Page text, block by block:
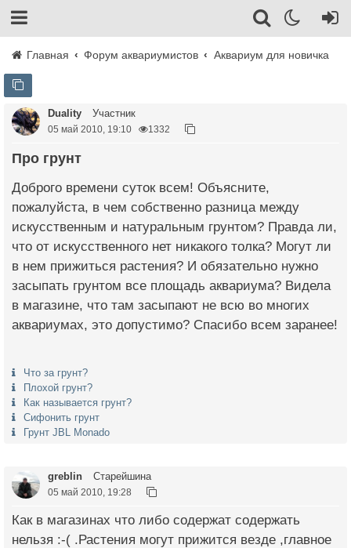
Главная Форум аквариумистов Аквариум для новичка
Duality Участник
05 май 2010, 19:10 1332
про грунт
Доброго времени суток всем! Объясните,
пожалуйста, в чем собственно разница между
искусственным и натуральным грунтом? Правда ли,
что от искусственного нет никакого толка? Могут ли
в нем прижиться растения? И обязательно нужно
засыпать грунтом все площадь аквариума? Видела
в магазине, что там засыпают не всю во многих
аквариумах, это допустимо? Спасибо всем заранее!
Что за грунт?
Плохой грунт?
Как называется грунт?
Сифонить грунт
Грунт JBL Monado
greblin Старейшина
05 май 2010, 19:28
Как в магазинах что либо содержат содержать
нельзя :-( .Растения могут прижится везде ,главное